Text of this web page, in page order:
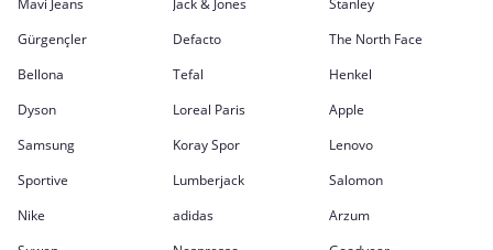
Mavi Jeans
Jack & Jones
Stanley
Gürgençler
Defacto
The North Face
Bellona
Tefal
Henkel
Dyson
Loreal Paris
Apple
Samsung
Koray Spor
Lenovo
Sportive
Lumberjack
Salomon
Nike
adidas
Arzum